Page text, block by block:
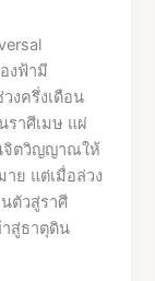
งฟ้ามี
งครึ่งเดือน
ราศีเมษ แผ่
จิตวิญญาณให้
ย แต่เมื่อล่วง
ตัวสู่ราศี
สู่ธาตุดิน